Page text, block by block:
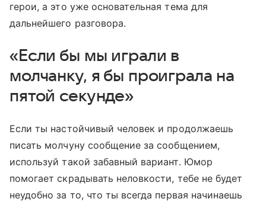
герои, а это уже основательная тема для
дальнейшего разговора.
«Если бы мы играли в
молчанку, я бы проиграла на
пятой секунде»
Если ты настойчивый человек и продолжаешь
писать молчуну сообщение за сообщением,
используй такой забавный вариант. Юмор
помогает скрадывать неловкости, тебе не будет
неудобно за то, что ты всегда первая начинаешь